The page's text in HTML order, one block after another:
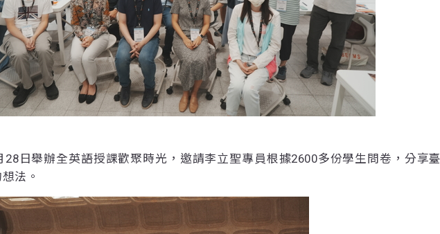
28日舉辦全英語授課歡聚時光，邀請李立聖專員根據2600多份學生問卷，分享臺
法。